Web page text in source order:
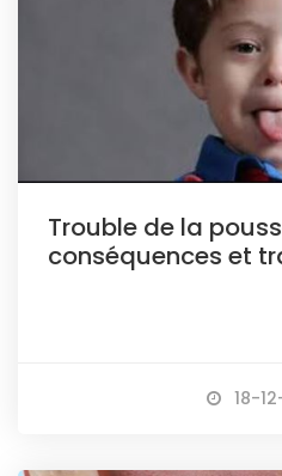
Trouble de la
conséquences et
18-